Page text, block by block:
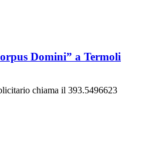
Domini” a Termoli
chiama il 393.5496623